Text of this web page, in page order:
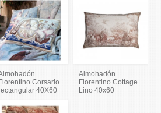
Fiorentino Corsario
40X60
Almohadón
Fiorentino Cottage
Lino 40x60